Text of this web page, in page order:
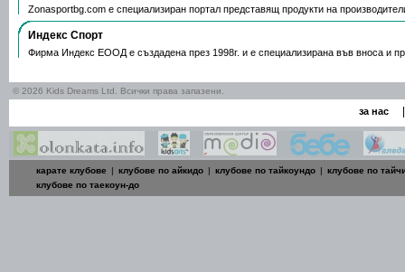
Zonasportbg.com e специализиран портал представящ продукти на
Индекс Спорт
Фирма Индекс ЕООД е създадена през 1998г. и е специализирана във вноса и
© 2026 Kids Dreams Ltd. Всички права запазени.
за нас |
карате клубове | клубове по айкидо | клубове по тайкоундо | клубове по
клубове по таекоун-до